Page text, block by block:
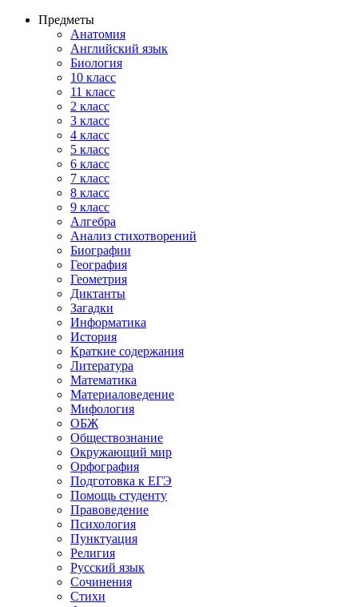
Предметы
Анатомия
Английский язык
Биология
10 класс
11 класс
2 класс
3 класс
4 класс
5 класс
6 класс
7 класс
8 класс
9 класс
Алгебра
Анализ стихотворений
Биографии
География
Геометрия
Диктанты
Загадки
Информатика
История
Краткие содержания
Литература
Математика
Материаловедение
Мифология
ОБЖ
Обществознание
Окружающий мир
Орфография
Подготовка к ЕГЭ
Помощь студенту
Правоведение
Психология
Пунктуация
Религия
Русский язык
Сочинения
Стихи